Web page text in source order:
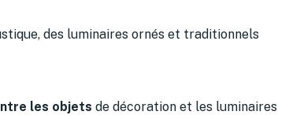
des luminaires ornés et traditionnels
les objets de décoration et les luminaires